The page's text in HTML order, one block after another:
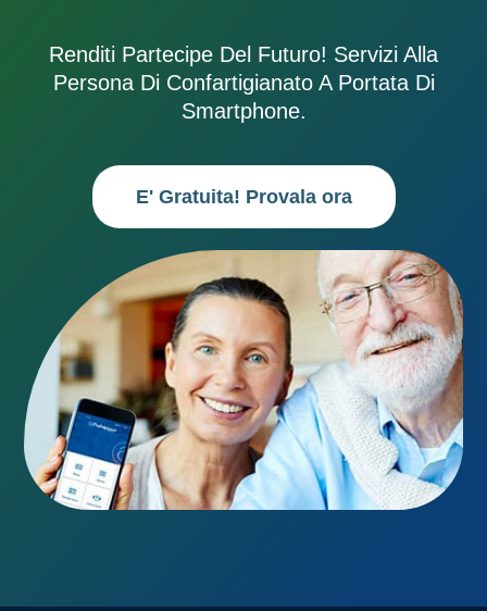
Renditi Partecipe Del Futuro! Servizi Alla
Persona Di Confartigianato A Portata Di
Smartphone.
E' Gratuita! Provala ora